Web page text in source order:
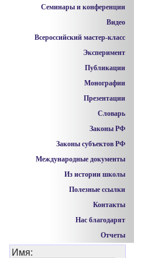
Семинары и конференции
Видео
Всероссийский мастер-класс
Эксперимент
Публикации
Монографии
Презентации
Словарь
Законы РФ
Законы субъектов РФ
Международные документы
Из истории школы
Полезные ссылки
Контакты
Нас благодарят
Отчеты
Имя: